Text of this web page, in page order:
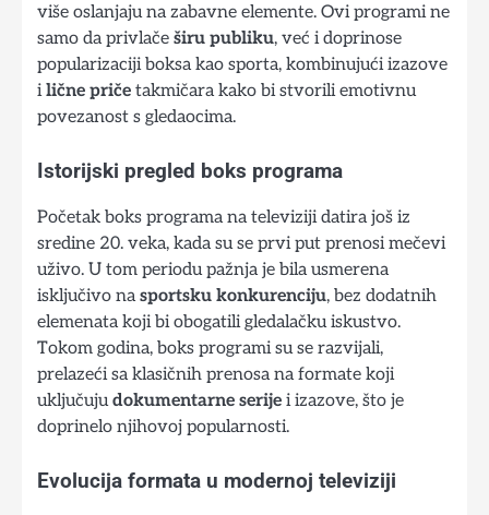
više oslanjaju na zabavne elemente. Ovi programi ne
samo da privlače širu publiku, već i doprinose
popularizaciji boksa kao sporta, kombinujući izazove
ilične priče takmičara kako bi stvorili emotivnu
povezanost s gledaocima.
Istorijski pregled boks programa
Početak boks programa na televiziji datira još iz
sredine 20. veka, kada su se prvi put prenosi mečevi
uživo. U tom periodu pažnja je bila usmerena
isključivo nasportsku konkurenciju, bez dodatnih
elemenata koji bi obogatili gledalačku iskustvo.
Tokom godina, boks programi su se razvijali,
prelazeći sa klasičnih prenosa na formate koji
uključujudokumentarne serije i izazove, što je
doprinelo njihovoj popularnosti.
Evolucija formata u modernoj televiziji